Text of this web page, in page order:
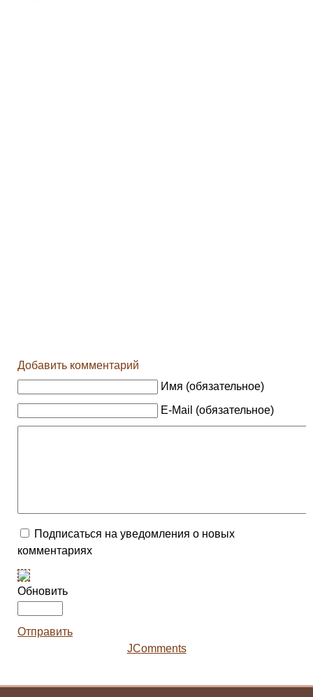
Добавить комментарий
Имя (обязательное)
E-Mail (обязательное)
Подписаться на уведомления о новых
комментариях
Обновить
Отправить
JComments